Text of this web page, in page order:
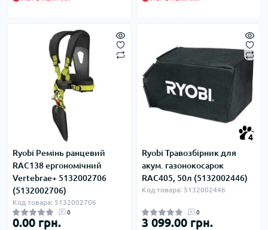
Ryobi Ремінь ранцевий
RAC138 ергономічний
Vertebrae+ 5132002706
(5132002706)
Код товара: 5132002706
0
0.00 грн.
4
Ryobi Травозбірник для
акум. газонокосарок
RAC405, 50л (5132002446)
Код товара: 5132002446
0
3 099.00 грн.